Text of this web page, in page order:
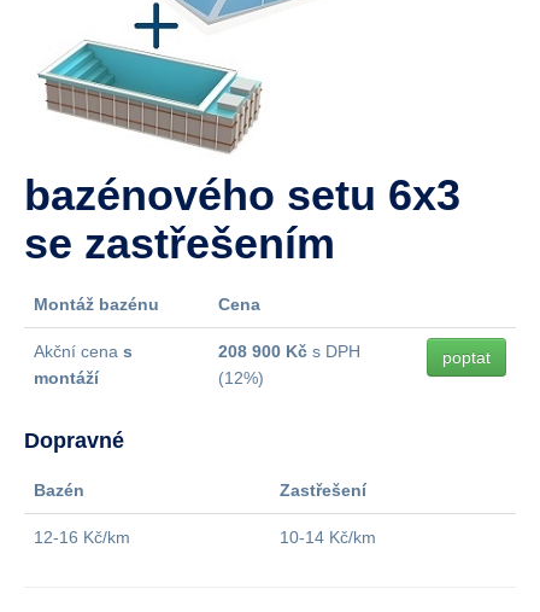
bazénového setu 6x3
se zastřešením
Montáž bazénu Cena
Akční cena s
montáží
208 900 Kč s DPH
(12%)
poptat
Dopravné
Bazén Zastřešení
12-16 Kč/km 10-14 Kč/km